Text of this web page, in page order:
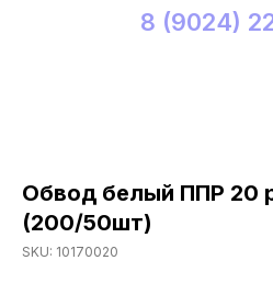
8 (9024)
Обвод белый ППР 20
(200/50шт)
SKU: 10170020